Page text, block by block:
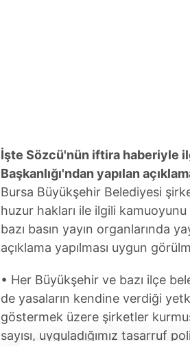
İşte Sözcü'nün iftira haberiyle
Başkanlığı'ndan yapılan
Bursa Büyükşehir Belediyesi
huzur hakları ile ilgili
bazı basın yayın organlarında
açıklama yapılması uygun
• Her Büyükşehir ve bazı ilçe
de yasaların kendine verdiği
göstermek üzere şirketler
sayısı, uyguladığımız tasarruf